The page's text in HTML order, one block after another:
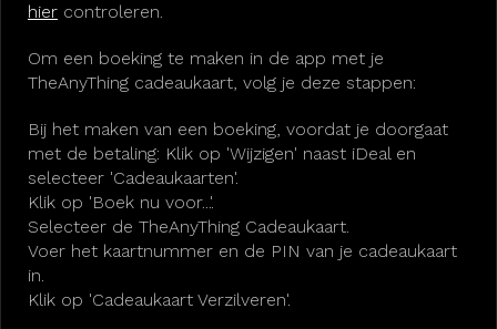
hier controleren.
Om een boeking te maken in de app met je
TheAnyThing cadeaukaart, volg je deze stappen:
Bij het maken van een boeking, voordat je doorgaat
met de betaling: Klik op 'Wijzigen' naast iDeal en
selecteer 'Cadeaukaarten'.
Klik op 'Boek nu voor...'.
Selecteer de TheAnyThing Cadeaukaart.
Voer het kaartnummer en de PIN van je cadeaukaart
in.
Klik op 'Cadeaukaart Verzilveren'.